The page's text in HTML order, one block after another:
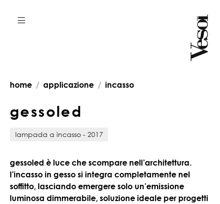
home applicazione incasso
gessoled
lampada a incasso - 2017
gessoled è luce che scompare nell’architettura.
l’incasso in gesso si integra completamente nel
soffitto, lasciando emergere solo un’emissione
luminosa dimmerabile, soluzione ideale per progetti